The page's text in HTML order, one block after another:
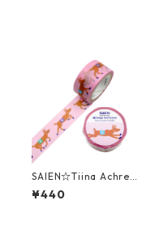
SAIEN☆Tiina Achren
☆Reindeer race☆TR
-4065☆マスキングテ
¥440